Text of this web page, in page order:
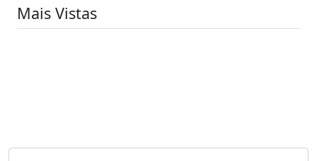
Mais Vistas